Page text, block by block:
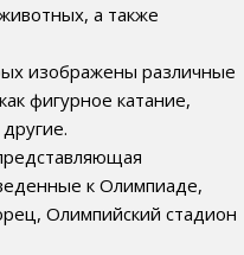
а также
изображены различные
фигурное катание,
к Олимпиаде,
Олимпийский стадион